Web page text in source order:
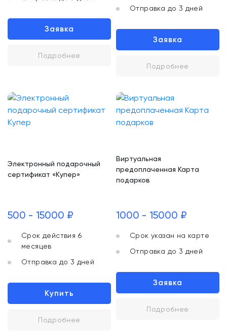
Заявка
Подробнее
Отправка до 3 дней
Заявка
Подробнее
Электронный подарочный
сертификат «Купер»
500 - 15000 ₽
Срок действия 6
месяцев
Отправка до 3 дней
Купить
Подробнее
Виртуальная
предоплаченная Карта
подарков
1000 - 15000 ₽
Срок указан на карте
Отправка до 3 дней
Заявка
Подробнее